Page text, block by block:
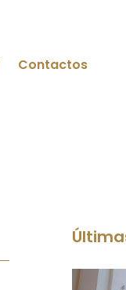
Contactos